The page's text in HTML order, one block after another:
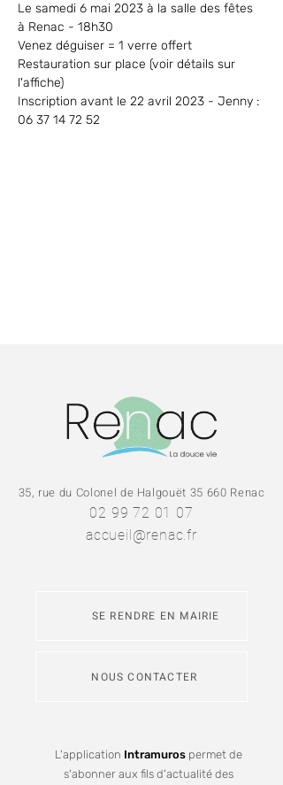
Le samedi 6 mai 2023 à la salle des fêtes
à Renac - 18h30
Venez déguiser = 1 verre offert
Restauration sur place (voir détails sur
l'affiche)
Inscription avant le 22 avril 2023 - Jenny :
06 37 14 72 52
35, rue du Colonel de Halgouët 35 660 Renac
02 99 72 01 07
accueil@renac.fr
SE RENDRE EN MAIRIE
NOUS CONTACTER
L'application Intramurospermet de
s'abonner aux fils d'actualité des